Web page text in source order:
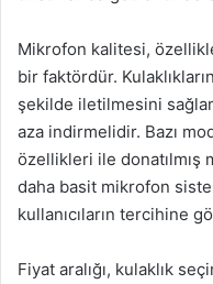
Mikrofon kalitesi,
bir faktördür.
şekilde iletilmesini
aza indirmelidir. Bazı
özellikleri ile
daha basit mikrofon
kullanıcıların tercihine
Fiyat aralığı, kulaklık